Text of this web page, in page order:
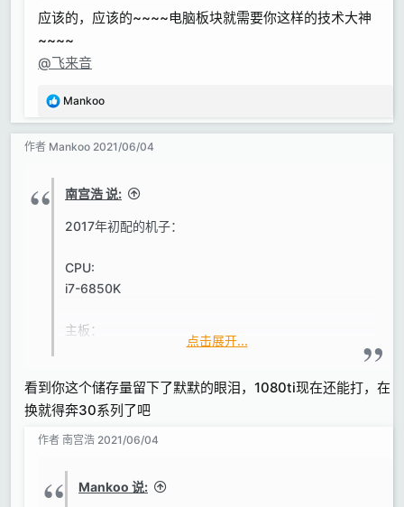
应该的，应该的~~~~电脑板块就需要你这样的技术大神
~~~~
@飞来音
反
:
Mankoo
作者 Mankoo 2021/06/04
南宫浩 说:
2017年初配的机子：
CPU:
i7-6850K
主板：
内存：
光威渣货128G（因为不太稳定所以现在已经拆掉一半
只用64G）
硬盘：
一个256G三星SM961固态硬盘做系统，
点击展开...
看到你这个储存量留下了默默的眼泪，1080ti现在还能打，在
换就得奔30系列了吧
作者 南宫浩 2021/06/04
Mankoo 说: